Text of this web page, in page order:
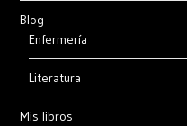
Blog
Enfermería
Literatura
Mis libros